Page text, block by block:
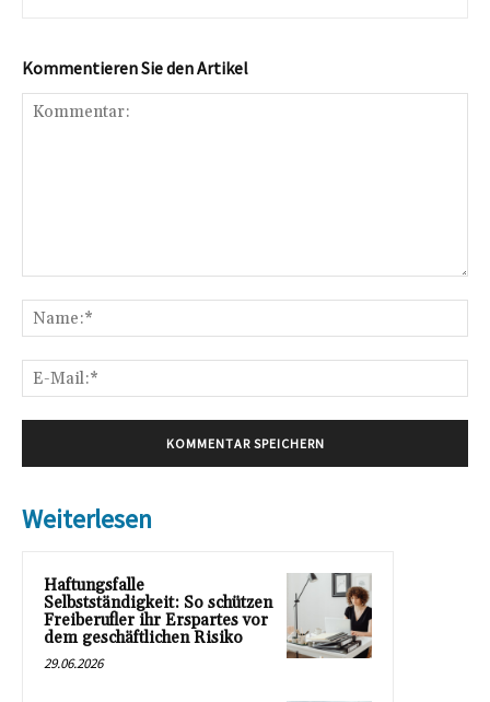
Kommentieren Sie den Artikel
Weiterlesen
Haftungsfalle
Selbstständigkeit: So schützen
Freiberufler ihr Erspartes vor
dem geschäftlichen Risiko
29.06.2026